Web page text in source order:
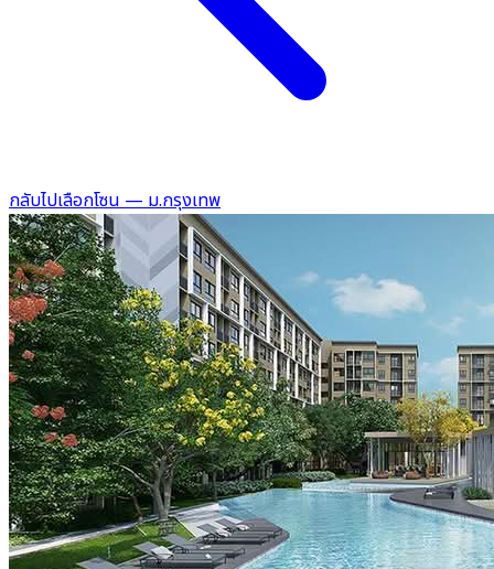
กลับไปเลือกโซน — ม.กรุงเทพ